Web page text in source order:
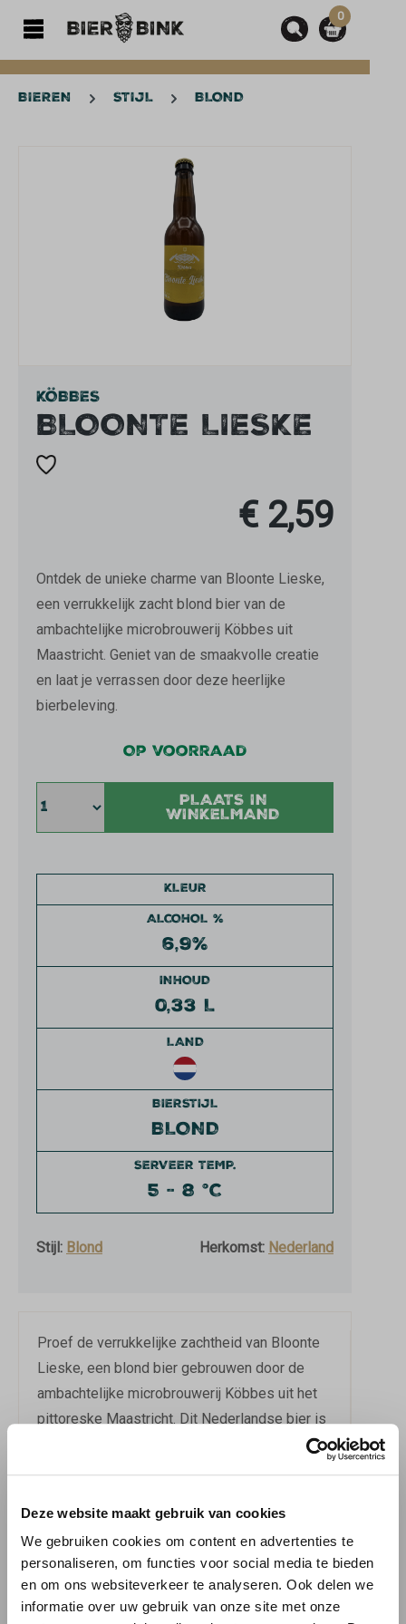
Deze website maakt gebruik van cookies
We gebruiken cookies om content en advertenties te
personaliseren, om functies voor social media te bieden
en om ons websiteverkeer te analyseren. Ook delen we
informatie over uw gebruik van onze site met onze
0
BIEREN STIJL BLOND
Afbeeldingengalerij overslaan
KÖBBES
BLOONTE LIESKE
€ 2,59
Ontdek de unieke charme van Bloonte Lieske,
een verrukkelijk zacht blond bier van de
ambachtelijke microbrouwerij Köbbes uit
Maastricht. Geniet van de smaakvolle creatie
en laat je verrassen door deze heerlijke
bierbeleving.
KLEUR
ALCOHOL %
6,9%
INHOUD
0,33 L
LAND
BIERSTIJL
BLOND
SERVEER TEMP.
5 - 8 °C
Stijl: Blond Herkomst: Nederland
Op voorraad
PLAATS IN
WINKELMAND
Proef de verrukkelijke zachtheid van Bloonte
Lieske, een blond bier gebrouwen door de
ambachtelijke microbrouwerij Köbbes uit het
pittoreske Maastricht. Dit Nederlandse bier is
bieren met een subtiele smaak.
Bloonte Lieske is niet alleen een genot voor
de smaakpapillen, maar ook voor het oog.